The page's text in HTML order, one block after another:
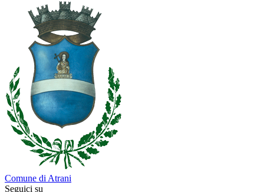
Comune di Atrani
Seguici su